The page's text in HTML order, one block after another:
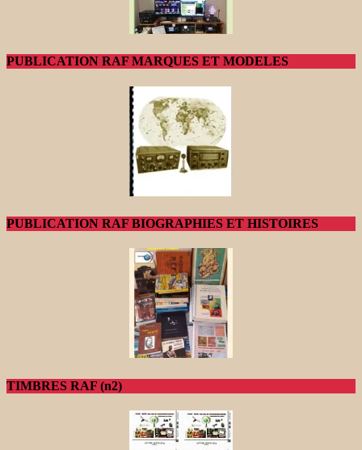
PUBLICATION RAF MARQUES ET MODELES
PUBLICATION RAF BIOGRAPHIES ET HISTOIRES
TIMBRES RAF (n2)